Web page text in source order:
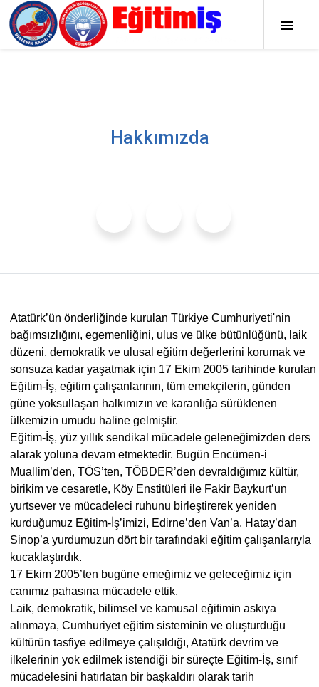
Hakkımızda
Atatürk’ün önderliğinde kurulan Türkiye Cumhuriyeti'nin
bağımsızlığını, egemenliğini, ulus ve ülke bütünlüğünü, laik
düzeni, demokratik ve ulusal eğitim değerlerini korumak ve
sonsuza kadar yaşatmak için 17 Ekim 2005 tarihinde kurulan
Eğitim-İş, eğitim çalışanlarının, tüm emekçilerin, günden
güne yoksullaşan halkımızın ve karanlığa sürüklenen
ülkemizin umudu haline gelmiştir.
Eğitim-İş, yüz yıllık sendikal mücadele geleneğimizden ders
alarak yoluna devam etmektedir. Bugün Encümen-i
Muallim’den, TÖS’ten, TÖBDER’den devraldığımız kültür,
birikim ve cesaretle, Köy Enstitüleri ile Fakir Baykurt’un
yurtsever ve mücadeleci ruhunu birleştirerek yeniden
kurduğumuz Eğitim-İş’imizi, Edirne’den Van’a, Hatay’dan
Sinop’a yurdumuzun dört bir tarafındaki eğitim çalışanlarıyla
kucaklaştırdık.
17 Ekim 2005’ten bugüne emeğimiz ve geleceğimiz için
canımız pahasına mücadele ettik.
Laik, demokratik, bilimsel ve kamusal eğitimin askıya
alınmaya, Cumhuriyet eğitim sisteminin ve oluşturduğu
kültürün tasfiye edilmeye çalışıldığı, Atatürk devrim ve
ilkelerinin yok edilmek istendiği bir süreçte Eğitim-İş, sınıf
mücadelesini hatırlatan bir başkaldırı olarak tarih